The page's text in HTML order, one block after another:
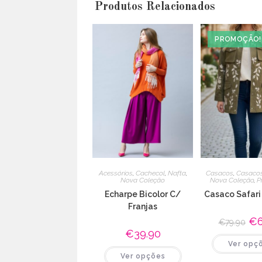
Produtos Relacionados
Acessórios, Cachecol, Nafta,
Nova Coleção
Echarpe Bicolor C/
Franjas
€39.90
Ver opções
product
PROMOÇÃO!
Casacos,
Nova Coleção,
Casaco
€79.90 O
era:
€
Ver